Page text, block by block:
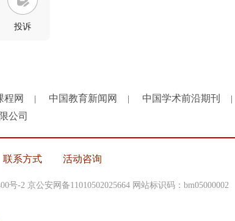
投诉
程网 中国教育新闻网 中国学术前沿期刊
公司
联系方式 活动咨询
号-2 京公安网备11010502025664 网站标识码：bm05000002